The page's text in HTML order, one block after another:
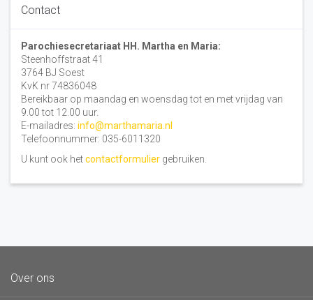
Contact
Parochiesecretariaat HH. Martha en Maria:
Steenhoffstraat 41
3764 BJ Soest
KvK nr 74836048
Bereikbaar op maandag en woensdag tot en met vrijdag van
9.00 tot 12.00 uur.
E-mailadres: info@marthamaria.nl
Telefoonnummer: 035-6011320
U kunt ook hetcontactformulier gebruiken.
Over ons